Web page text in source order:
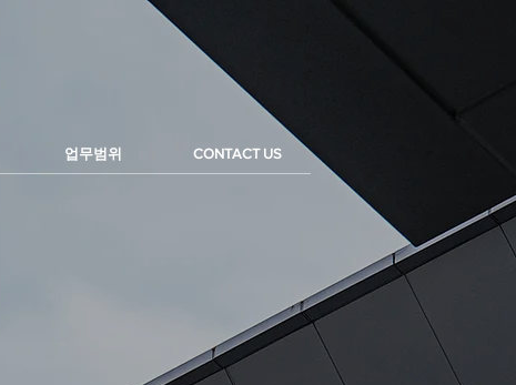
업무범위 CONTACT US